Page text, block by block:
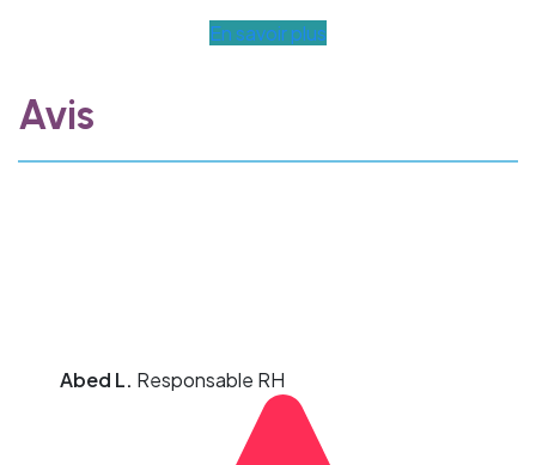
En savoir plus
Avis
Abed L. Responsable RH